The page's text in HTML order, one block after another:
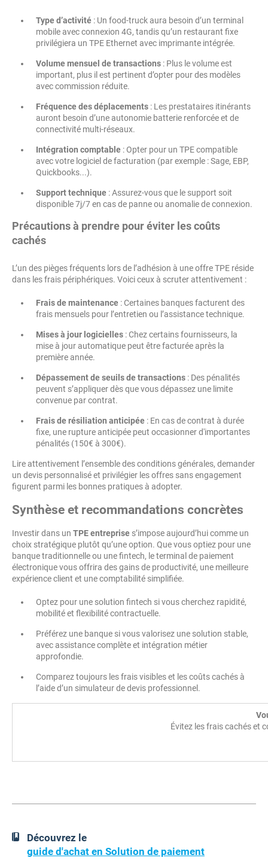
Type d’activité : Un food-truck aura besoin d’un terminal
mobile avec connexion 4G, tandis qu’un restaurant fixe
privilégiera un TPE Ethernet avec imprimante intégrée.
Volume mensuel de transactions : Plus le volume est
important, plus il est pertinent d’opter pour des modèles
avec commission réduite.
Fréquence des déplacements : Les prestataires itinérants
auront besoin d’une autonomie batterie renforcée et de
connectivité multi-réseaux.
Intégration comptable : Opter pour un TPE compatible
avec votre logiciel de facturation (par exemple : Sage, EBP,
Quickbooks...).
Support technique : Assurez-vous que le support soit
disponible 7j/7 en cas de panne ou anomalie de connexion.
Précautions à prendre pour éviter les coûts
cachés
L’un des pièges fréquents lors de l’adhésion à une offre TPE réside
dans les frais périphériques. Voici ceux à scruter attentivement :
Frais de maintenance : Certaines banques facturent des
frais mensuels pour l’entretien ou l’assistance technique.
Mises à jour logicielles : Chez certains fournisseurs, la
mise à jour automatique peut être facturée après la
première année.
Dépassement de seuils de transactions : Des pénalités
peuvent s’appliquer dès que vous dépassez une limite
convenue par contrat.
Frais de résiliation anticipée : En cas de contrat à durée
fixe, une rupture anticipée peut occasionner d'importantes
pénalités (150€ à 300€).
Lire attentivement l’ensemble des conditions générales, demander
un devis personnalisé et privilégier les offres sans engagement
figurent parmi les bonnes pratiques à adopter.
Synthèse et recommandations concrètes
Investir dans un TPE entreprise s’impose aujourd’hui comme un
choix stratégique plutôt qu’une option. Que vous optiez pour une
banque traditionnelle ou une fintech, le terminal de paiement
électronique vous offrira des gains de productivité, une meilleure
expérience client et une comptabilité simplifiée.
Optez pour une solution fintech si vous cherchez rapidité,
mobilité et flexibilité contractuelle.
Préférez une banque si vous valorisez une solution stable,
avec assistance complète et intégration métier
approfondie.
Comparez toujours les frais visibles et les coûts cachés à
l’aide d’un simulateur de devis professionnel.
Évitez les frais cachés et
Découvrez le
guide d'achat en Solution de paiement